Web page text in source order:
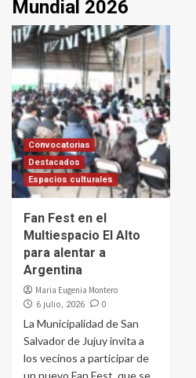
Mundial 2026
Convocatorias
Destacados
Espacios culturales
Fan Fest en el
Multiespacio El Alto
para alentar a
Argentina
Maria Eugenia Montero
6 julio, 2026 0
La Municipalidad de San
Salvador de Jujuy invita a
los vecinos a participar de
un nuevo Fan Fest, que se...